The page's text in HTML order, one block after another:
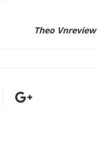
Theo Vnreview